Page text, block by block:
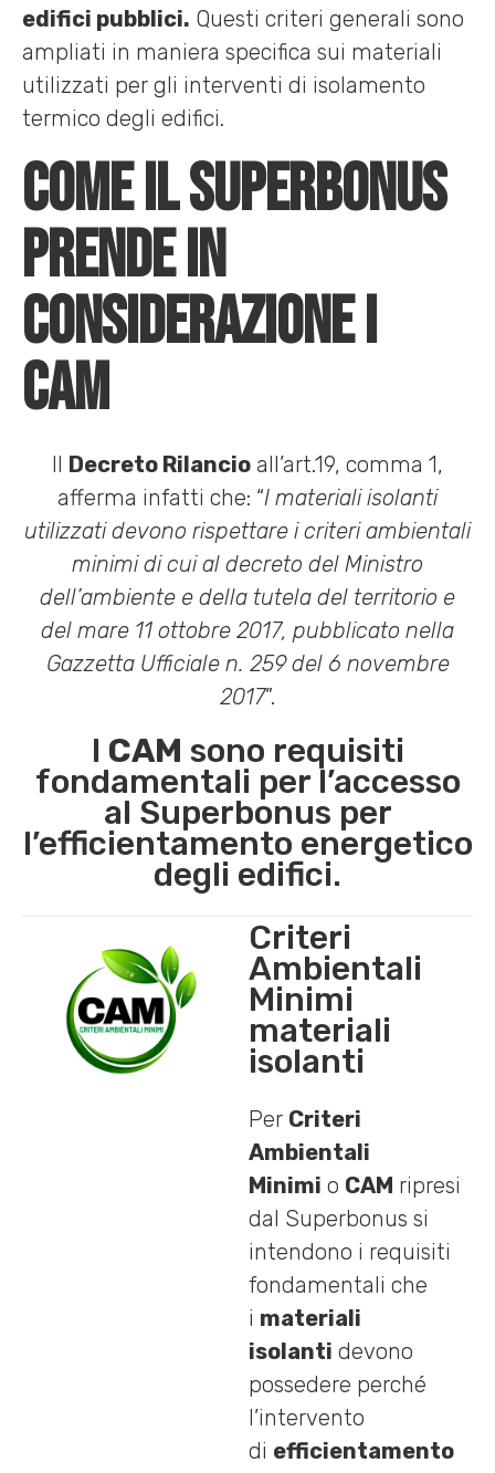
edifici pubblici. Questi criteri generali sono
ampliati in maniera specifica sui materiali
utilizzati per gli interventi di isolamento
termico degli edifici.
Come il Superbonus
prende in
considerazione i
CAM
Il Decreto Rilancio all’art.19, comma 1,
afferma infatti che: “I materiali isolanti
utilizzati devono rispettare i criteri ambientali
minimi di cui al decreto del Ministro
dell’ambiente e della tutela del territorio e
del mare 11 ottobre 2017, pubblicato nella
Gazzetta Ufficiale n. 259 del 6 novembre
2017”.
I CAM sono requisiti
fondamentali per l’accesso
al Superbonus per
l’efficientamento energetico
degli edifici.
Criteri
Ambientali
Minimi
materiali
isolanti
Per Criteri
Ambientali
Minimi o CAM ripresi
dal Superbonus si
intendono i requisiti
fondamentali che
i materiali
isolanti devono
possedere perché
l’intervento
di efficientamento